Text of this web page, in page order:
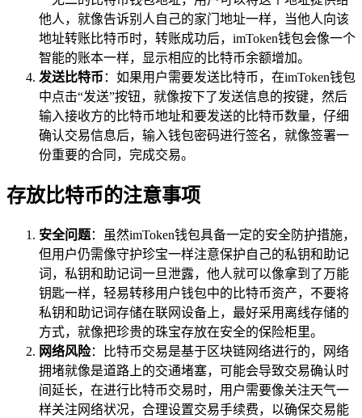
他人，就像告诉别人自己的家门地址一样，当他人向该
地址转账比特币时，转账成功后，imToken钱包会像一个
智能的账本一样，显示相应的比特币余额增加。
发送比特币 ：如果用户需要发送比特币，在imToken钱包
中点击“发送”按钮，就像按下了发送信息的按键，然后
输入接收方的比特币地址和要发送的比特币数量，仔细
确认交易信息后，输入钱包密码进行签名，就像签署一
份重要的合同，完成交易。
存放比特币的注意事项
安全问题：虽然imToken钱包具备一定的安全防护措施，
但用户仍需像守护珍宝一样注意保护自己的私钥和助记
词，私钥和助记词一旦泄露，他人就可以像拿到了万能
钥匙一样，轻易转移用户钱包中的比特币资产，不要将
私钥和助记词存储在联网设备上，最好采用离线存储的
方式，就像把珍贵的珠宝存放在安全的保险柜里。
网络风险：比特币交易是基于区块链网络进行的，网络
拥堵就像是道路上的交通堵塞，可能会导致交易确认时
间延长，在进行比特币交易时，用户需要像关注天气一
样关注网络状况，合理设置交易手续费，以确保交易能